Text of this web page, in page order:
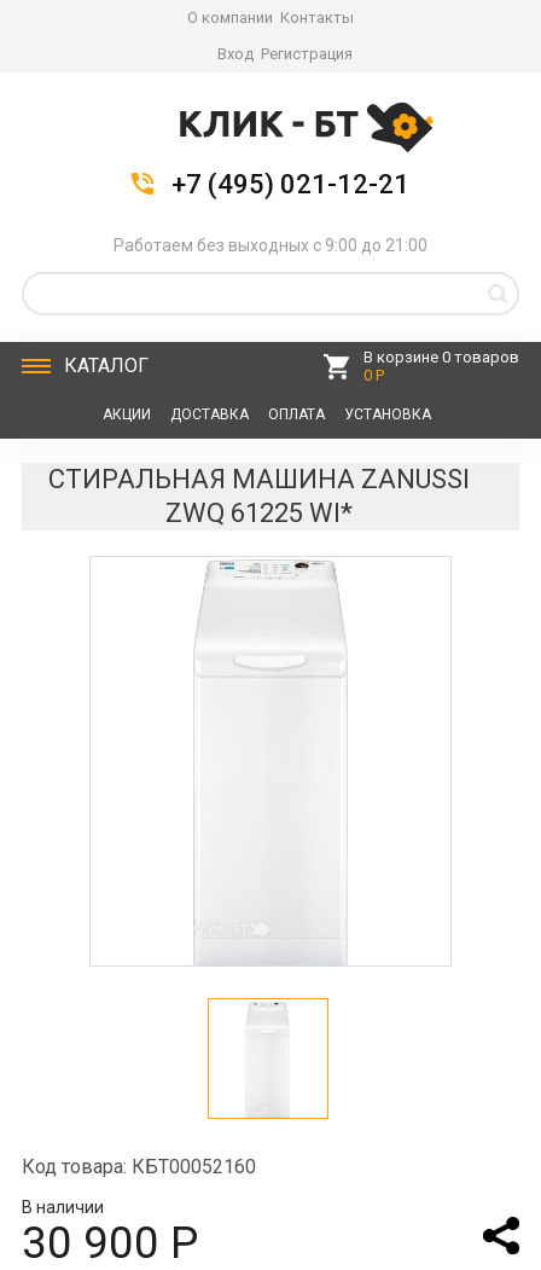
О компании Контакты
Вход Регистрация
+7 (495) 021-12-21
Работаем без выходных с 9:00 до 21:00
КАТАЛОГ
В корзине 0 товаров
0 Р
АКЦИИ ДОСТАВКА ОПЛАТА УСТАНОВКА
СТИРАЛЬНАЯ МАШИНА ZANUSSI
ZWQ 61225 WI*
Код товара: КБТ00052160
В наличии
30 900 Р